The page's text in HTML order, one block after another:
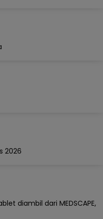
2026
diambil dari MEDSCAPE,